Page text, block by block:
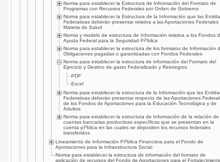
Norma para establecer la Estructura de Información del Formato de
Programas con Recursos Federales por Orden de Gobierno
Norma para establecer la Estructura de la Información que las
Federativas deberán presentar relativa a las Aportaciones Federales
Materia de Salud
Norma y modelo de estructura de Información relativa a los Fondos
Ayuda Federal para la Seguridad Píºblica
Norma para establecer la estructura de los formatos de Información
Obligaciones pagadas o garantizadas con Fondos Federales
Norma para establecer la estructura de información del Formato del
Ejercicio y Destino de gasto Federalizado y Reintegros
PDF
Excel
Norma para establecer la estructura de la Información que las
Federativas deberán presentar respecto de las Aportaciones
de los Fondos de Aportaciones para la Educación Tecnológica y de
Adultos
Norma para establecer la estructura de Información de la relación de
cuentas bancarias productivas especí­ficas que se presentan en la
cuenta píºblica en las cuales se depositen los recursos federales
transferidos
Lineamiento de Información Píºblica Financiera para el Fondo de
Aportaciones para la Infraestructura Social
Norma para establecer la estructura de información del formato de
aplicación de recursos del Fondo de Aportaciones para el